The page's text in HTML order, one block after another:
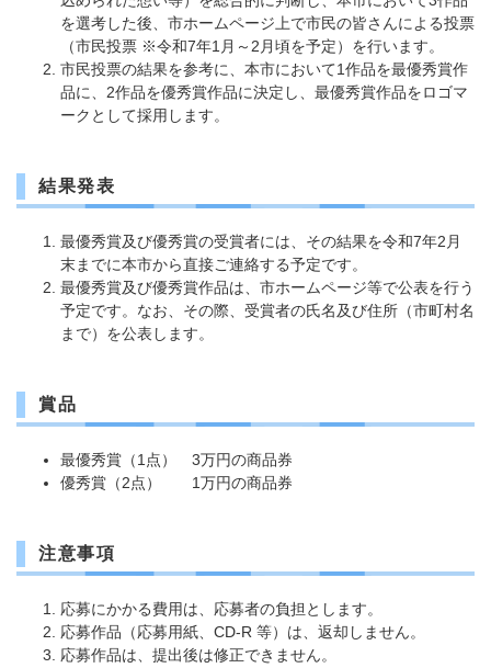
を選考した後、市ホームページ上で市民の皆さんによる投票
（市民投票 ※令和7年1月～2月頃を予定）を行います。
市民投票の結果を参考に、本市において1作品を最優秀賞作
品に、2作品を優秀賞作品に決定し、最優秀賞作品をロゴマ
ークとして採用します。
結果発表
最優秀賞及び優秀賞の受賞者には、その結果を令和7年2月
末までに本市から直接ご連絡する予定です。
最優秀賞及び優秀賞作品は、市ホームページ等で公表を行う
予定です。なお、その際、受賞者の氏名及び住所（市町村名
まで）を公表します。
賞品
最優秀賞（1点） 3万円の商品券
優秀賞（2点） 1万円の商品券
注意事項
応募にかかる費用は、応募者の負担とします。
応募作品（応募用紙、CD-R 等）は、返却しません。
応募作品は、提出後は修正できません。